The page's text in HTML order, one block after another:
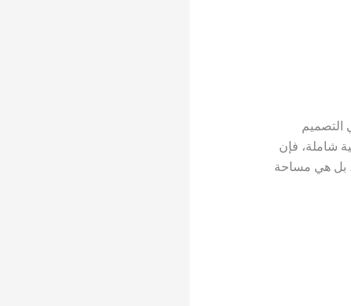
التصميم
شاملة، فإن
بل هي مساحة